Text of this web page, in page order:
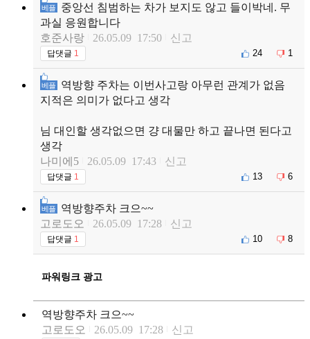
베플
중앙선 침범하는 차가 보지도 않고 들이박네. 무
과실 응원합니다
호준사랑
26.05.09 17:50 신고
답댓글 1 24 1
베플
역방향 주차는 이번사고랑 아무런 관계가 없음
지적은 의미가 없다고 생각
님 대인할 생각없으면 걍 대물만 하고 끝나면 된다고
생각
나미에5
26.05.09 17:43 신고
답댓글 1 13 6
베플
역방향주차 크으~~
고로도오
26.05.09 17:28 신고
답댓글 1 10 8
파워링크 광고
역방향주차 크으~~
고로도오
26.05.09 17:28 신고